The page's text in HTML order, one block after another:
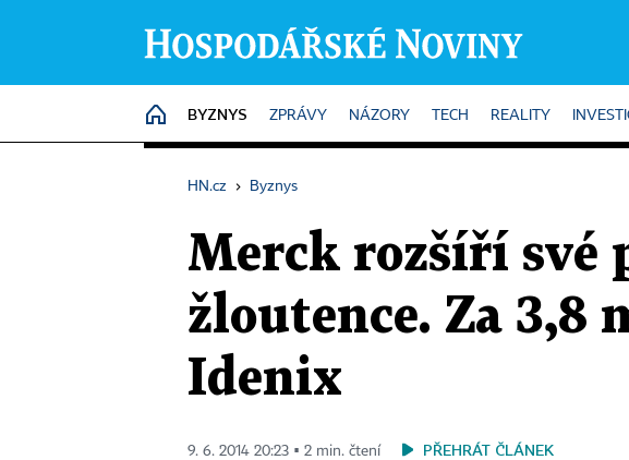
HOME
BYZNYS ZPRÁVY NÁZORY TECH REALITY
HN.cz › Byznys
Merck rozšíří
žloutence. Za
Idenix
9. 6. 2014 20:23 ▪ 2 min. čtení PŘEHRÁT ČLÁNEK